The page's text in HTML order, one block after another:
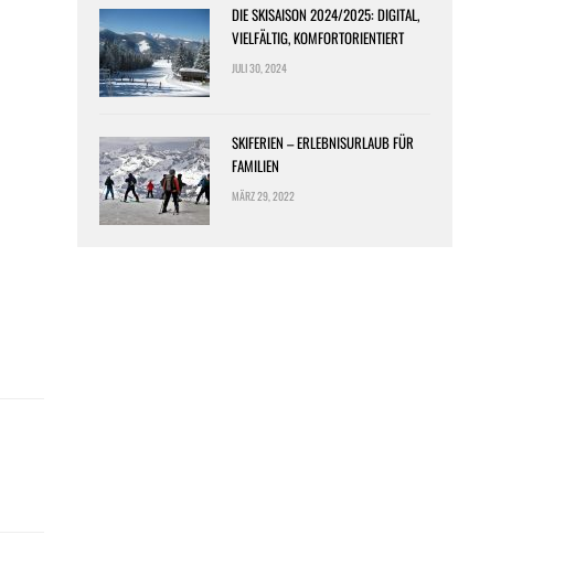
DIE SKISAISON 2024/2025: DIGITAL,
VIELFÄLTIG, KOMFORTORIENTIERT
JULI 30, 2024
SKIFERIEN – ERLEBNISURLAUB FÜR
FAMILIEN
MÄRZ 29, 2022